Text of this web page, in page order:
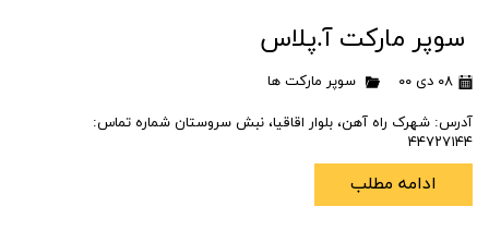
سوپر مارکت آ.پلاس
۰۸ دی ۰۰ سوپر مارکت ها
آدرس: شهرک راه آهن، بلوار اقاقیا، نبش سروستان شماره تماس:
۴۴۷۲۷۱۴۴
ادامه مطلب